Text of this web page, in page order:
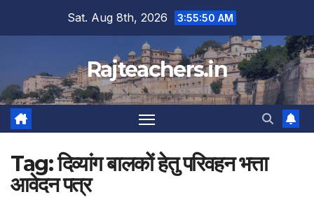
Sat. Aug 8th, 2026 3:55:51 AM
Rajteachers.in
Tag:दिव्यांग बालकों हेतु परिवहन भत्ता
आवेदन पत्र